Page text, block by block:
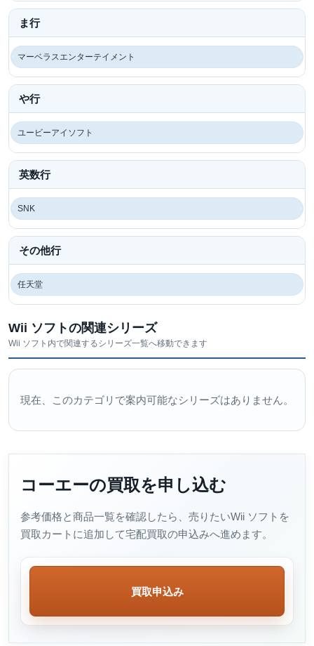
ま行
マーベラスエンターテイメント
や行
ユービーアイソフト
英数行
SNK
その他行
任天堂
Wii ソフトの関連シリーズ
Wii ソフト内で関連するシリーズ一覧へ移動できます
現在、このカテゴリで案内可能なシリーズはありません。
コーエーの買取を申し込む
参考価格と商品一覧を確認したら、売りたいWii ソフトを
買取カートに追加して宅配買取の申込みへ進めます。
買取申込み